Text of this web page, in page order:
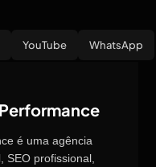
YouTube WhatsApp
é uma agência
SEO profissional,